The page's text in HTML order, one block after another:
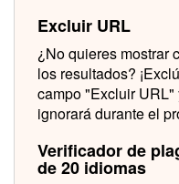
Excluir URL
¿No quieres mostrar
los resultados?
campo "Excluir
ignorará durante el
Verificador de
de 20 idiomas